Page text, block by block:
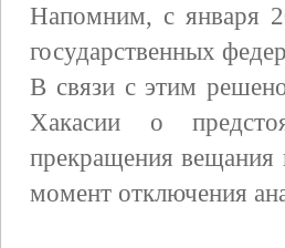
Напомним, с января
государственных
В связи с этим
Хакасии о
прекращения
момент отключения